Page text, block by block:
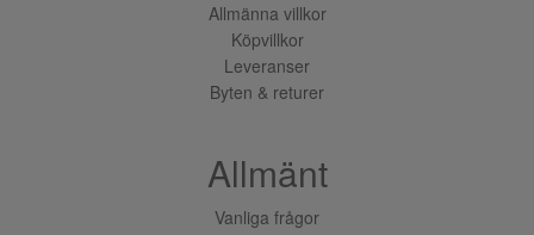
Allmänna villkor
Köpvillkor
Leveranser
Byten & returer
Allmänt
Vanliga frågor